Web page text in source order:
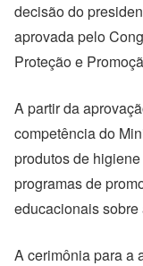
decisão do
aprovada pelo
Proteção e
A partir da
competência do
produtos de
programas de
educacionais sobre
A cerimônia para a